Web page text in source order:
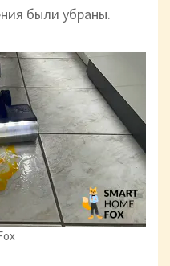
были убраны.